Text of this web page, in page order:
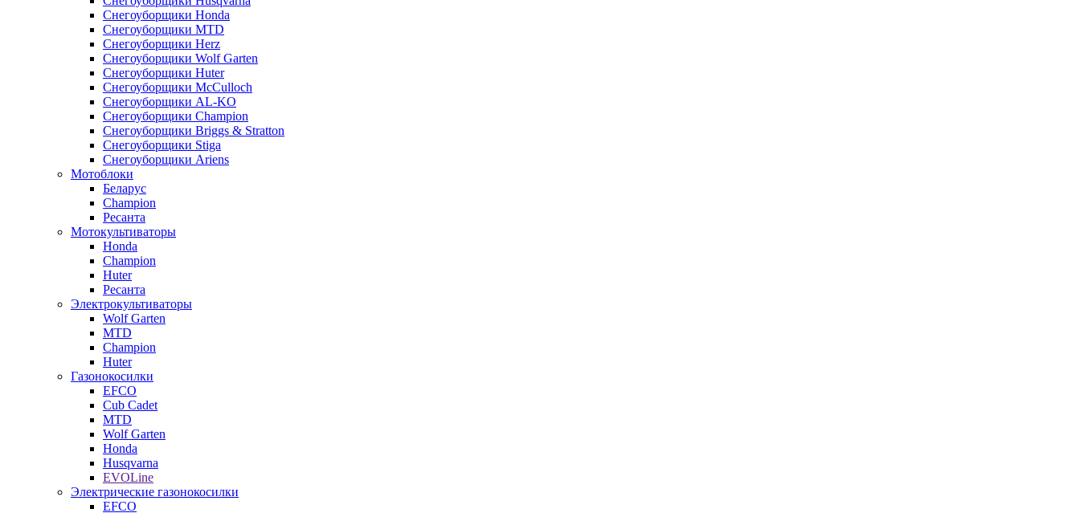
Снегоуборщики Honda
Снегоуборщики MTD
Снегоуборщики Herz
Снегоуборщики Wolf Garten
Снегоуборщики Huter
Снегоуборщики McCulloch
Снегоуборщики AL-KO
Снегоуборщики Champion
Снегоуборщики Briggs & Stratton
Снегоуборщики Stiga
Снегоуборщики Ariens
Мотоблоки
Беларус
Champion
Ресанта
Мотокультиваторы
Honda
Champion
Huter
Ресанта
Электрокультиваторы
Wolf Garten
MTD
Champion
Huter
Газонокосилки
EFCO
Cub Cadet
MTD
Wolf Garten
Honda
Husqvarna
EVOLine
Электрические газонокосилки
EFCO